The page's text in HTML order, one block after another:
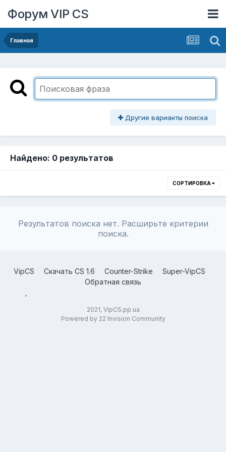
Форум VIP CS
Главная
Другие варианты поиска
Найдено: 0 результатов
СОРТИРОВКА
Результатов поиска нет. Расширьте критерии
поиска.
VipCS Скачать CS 1.6 Counter-Strike
Super-VipCS
Обратная связь
2021, VipCS.pp.ua
Powered by 22 Invision Community